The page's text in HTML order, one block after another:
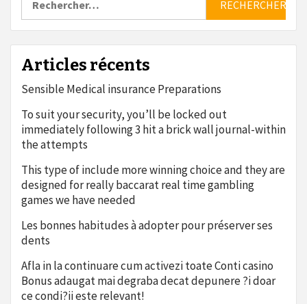
Articles récents
Sensible Medical insurance Preparations
To suit your security, you’ll be locked out
immediately following 3 hit a brick wall journal-within
the attempts
This type of include more winning choice and they are
designed for really baccarat real time gambling
games we have needed
Les bonnes habitudes à adopter pour préserver ses
dents
Afla in la continuare cum activezi toate Conti casino
Bonus adaugat mai degraba decat depunere ?i doar
ce condi?ii este relevant!